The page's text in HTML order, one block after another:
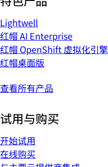
Lightwell
红帽 AI Enterprise
红帽 OpenShift 虚拟化引擎
红帽桌面版
查看所有产品
试用与购买
开始试用
在线购买